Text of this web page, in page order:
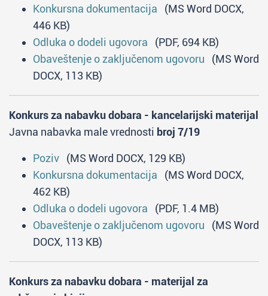
Konkursna dokumentacija (MS Word DOCX,
446 KB)
Odluka o dodeli ugovora (PDF, 694 KB)
Obaveštenje o zaključenom ugovoru (MS Word
DOCX, 113 KB)
Konkurs za nabavku dobara - kancelarijski materijal
Javna nabavka male vrednosti broj 7/19
Poziv (MS Word DOCX, 129 KB)
Konkursna dokumentacija (MS Word DOCX,
462 KB)
Odluka o dodeli ugovora (PDF, 1.4 MB)
Obaveštenje o zaključenom ugovoru (MS Word
DOCX, 113 KB)
Konkurs za nabavku dobara - materijal za